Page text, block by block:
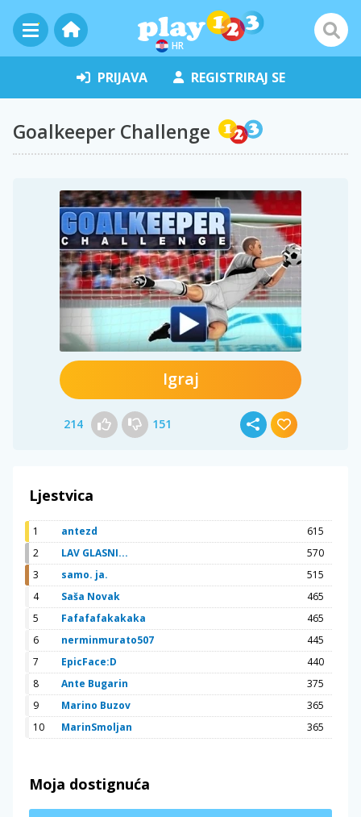
HR
PRIJAVA REGISTRIRAJ SE
Goalkeeper Challenge
Igraj
214 151
Ljestvica
1 antezd
615
2
LAV GLASNI...
570
3
samo. ja.
515
4
Saša Novak
465
5
Fafafafakakaka
465
6
nerminmurato507
445
7
EpicFace:D
440
8
Ante Bugarin
375
9
Marino Buzov
365
10
MarinSmoljan 365
Moja dostignuća